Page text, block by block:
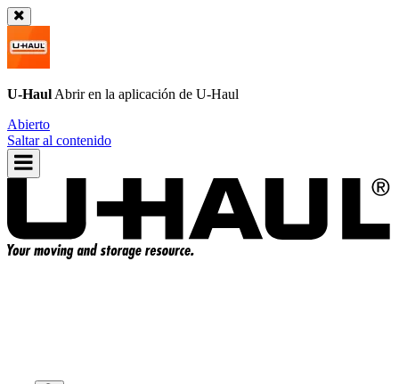
U-Haul Abrir en la aplicación de U-Haul
Abierto
Saltar al contenido